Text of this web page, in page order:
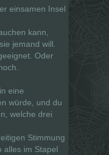
einsamen Insel
kann,
jemand will.
Oder
eine
würde, und du
welche drei
Stimmung
alles im Stapel